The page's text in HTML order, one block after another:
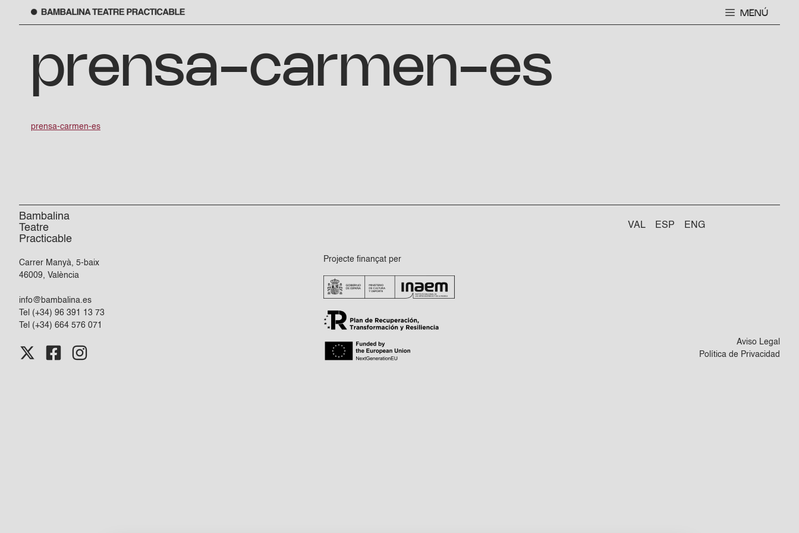
contingut
MENÚ
prensa-carmen-es
prensa-carmen-es
Bambalina
Teatre
Practicable
Carrer Manyà, 5-baix
46009, València
info@bambalina.es
Tel (+34) 96 391 13 73
Tel (+34) 664 576 071
Projecte finançat per
VAL ESP ENG
Aviso Legal
Política de Privacidad